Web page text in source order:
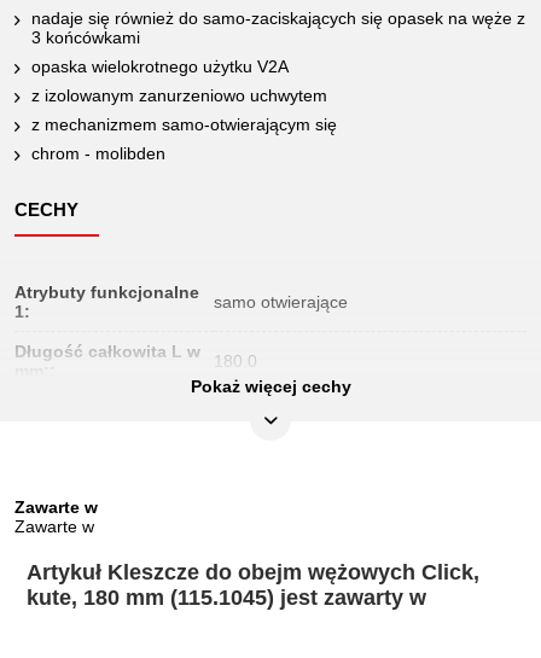
nadaje się również do samo-zaciskających się opasek na węże z
3 końcówkami
opaska wielokrotnego użytku V2A
z izolowanym zanurzeniowo uchwytem
z mechanizmem samo-otwierającym się
chrom - molibden
CECHY
Atrybuty funkcjonalne
1:
samo otwierające
Długość całkowita L w
180.0
Jednostka
Kształt: proste
Pokaż więcej cechy
Zawarte w
Zawarte w
Artykuł Kleszcze do obejm wężowych Click,
kute, 180 mm (115.1045) jest zawarty w